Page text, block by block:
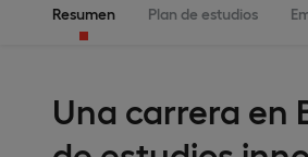
Resumen Plan de estudios
Una carrera en